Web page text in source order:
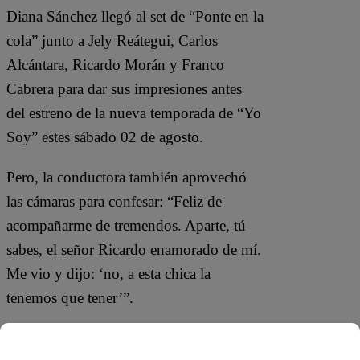
Diana Sánchez llegó al set de “Ponte en la
cola” junto a Jely Reátegui, Carlos
Alcántara, Ricardo Morán y Franco
Cabrera para dar sus impresiones antes
del estreno de la nueva temporada de “Yo
Soy” estes sábado 02 de agosto.
Pero, la conductora también aprovechó
las cámaras para confesar: “Feliz de
acompañarme de tremendos. Aparte, tú
sabes, el señor Ricardo enamorado de mí.
Me vio y dijo: ‘no, a esta chica la
tenemos que tener’”.